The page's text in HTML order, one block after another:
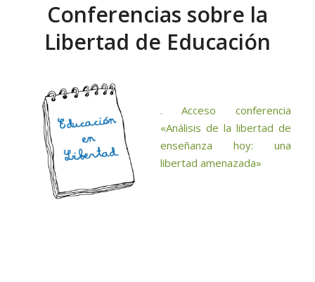
Conferencias sobre la
Libertad de Educación
. Acceso conferencia
«Análisis de la libertad de
enseñanza hoy: una
libertad amenazada»